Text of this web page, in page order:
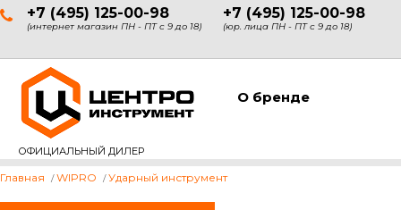
+7 (495) 125-00-98
(интернет магазин ПН - ПТ с 9 до 18)
+7 (495) 125-00-98
(юр. лица ПН - ПТ с 9 до 18)
ОФИЦИАЛЬНЫЙ ДИЛЕР
О бренде
Главная WIPRO Ударный инструмент